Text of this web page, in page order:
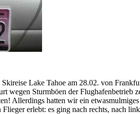
Lake Tahoe am 28.02. von
wegen Sturmböen der Flughafenbetrieb
Allerdings hatten wir ein
erlebt: es ging nach rechts, nach